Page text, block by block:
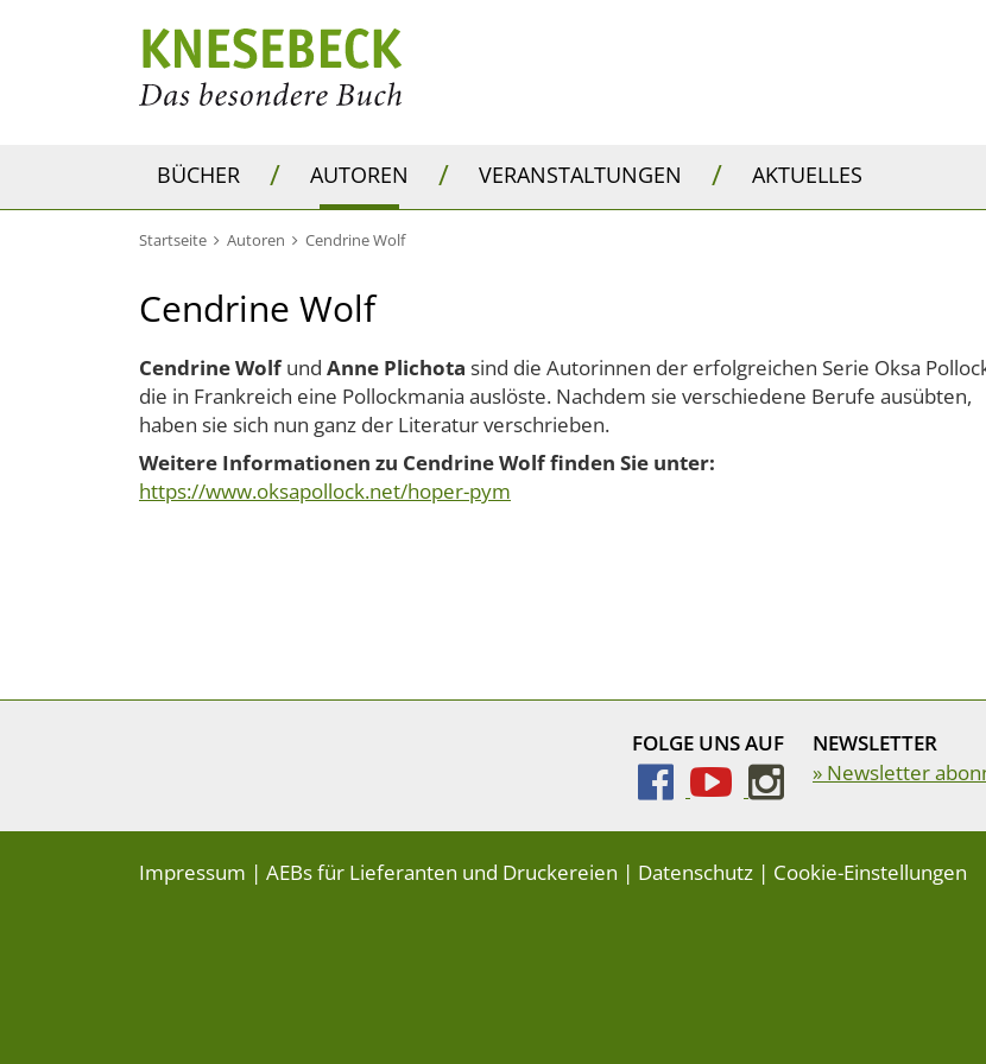
BÜCHER / AUTOREN / VERANSTALTUNGEN / AKTUELLES
Startseite Autoren Cendrine Wolf
Cendrine Wolf
Cendrine Wolfund Anne Plichota sind die Autorinnen der erfolgreichen Serie Oksa
die in Frankreich eine Pollockmania auslöste. Nachdem sie verschiedene Berufe ausübten,
haben sie sich nun ganz der Literatur verschrieben.
Weitere Informationen zu Cendrine Wolf finden Sie unter:
https://www.oksapollock.net/hoper-pym
FOLGE UNS AUF
NEWSLETTER
» Newsletter
Impressum | AEBs für Lieferanten und Druckereien | Datenschutz | Cookie-Einstellungen